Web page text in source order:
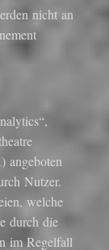
nicht an
angeboten
Nutzer.
welche
durch die
im Regelfall